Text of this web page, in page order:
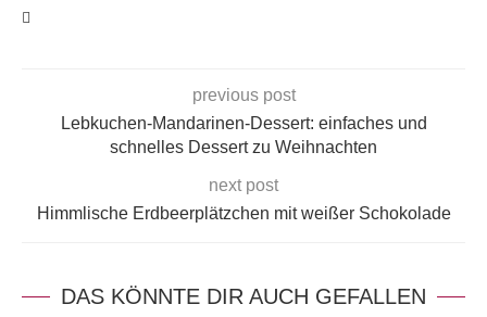
previous post
Lebkuchen-Mandarinen-Dessert: einfaches und
schnelles Dessert zu Weihnachten
next post
Himmlische Erdbeerplätzchen mit weißer Schokolade
DAS KÖNNTE DIR AUCH GEFALLEN